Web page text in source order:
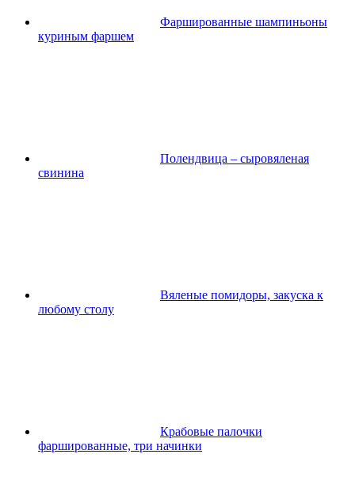
Фаршированные шампиньоны
куриным фаршем
Полендвица – сыровяленая
свинина
Вяленые помидоры, закуска к
любому столу
Крабовые палочки
фаршированные, три начинки